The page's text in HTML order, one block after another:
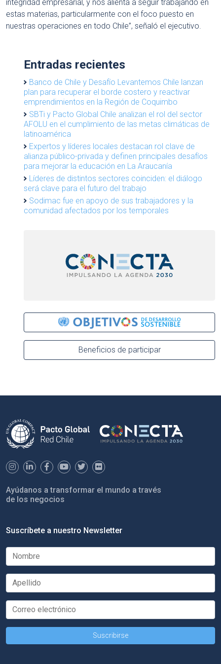
integridad empresarial, y nos alienta a seguir trabajando en
estas materias, particularmente con el foco puesto en
nuestras operaciones en todo Chile”, señaló el ejecutivo.
Entradas recientes
Banco de Chile y Desafío Levantemos Chile lanzan
plan para recuperar el borde costero y reactivar
emprendimientos en la Región de Coquimbo
SBTi y Pacto Global Chile analizan el rol del sector
AFOLU en el cumplimiento de las metas climáticas de
latinoamérica
Expertos y líderes locales destacan rol clave de
alianza público-privada y definen principales desafíos
para mejorar la educación en La Araucanía
Líderes de distintos sectores coinciden: el diálogo
será clave para el futuro del trabajo
Sodimac fue en apoyo de sus trabajadores y la
comunidad afectados por los temporales
Beneficios de participar
Ayúdanos a transformar el mundo a través
de los negocios
Suscríbete a nuestro Newsletter